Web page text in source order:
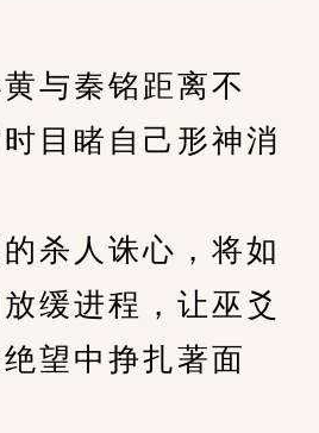
秦铭距离不
目睹自己形神消
人诛心，将如
缓进程，让巫爻
望中挣扎著面